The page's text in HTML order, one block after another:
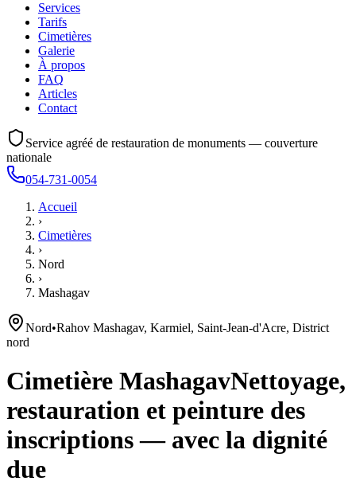
Services
Tarifs
Cimetières
Galerie
À propos
FAQ
Articles
Contact
Service agréé de restauration de monuments — couverture
nationale
054-731-0054
Accueil
›
Cimetières
›
Nord
›
Mashagav
Nord•Rahov Mashagav, Karmiel, Saint-Jean-d'Acre, District
nord
Cimetière MashagavNettoyage,
restauration et peinture des
inscriptions — avec la dignité
due